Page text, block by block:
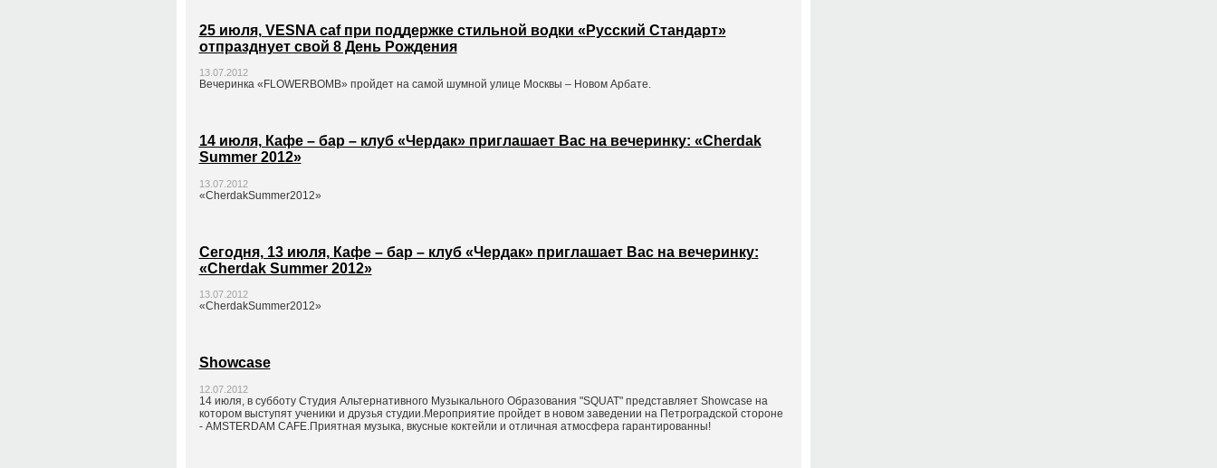
25 июля, VESNA caf при поддержке стильной водки «Русский Стандарт»
отпразднует свой 8 День Рождения
13.07.2012
Вечеринка «FLOWERBOMB» пройдет на самой шумной улице Москвы – Новом Арбате.
14 июля, Кафе – бар – клуб «Чердак» приглашает Вас на вечеринку: «Cherdak
Summer 2012»
13.07.2012
«CherdakSummer2012»
Сегодня, 13 июля, Кафе – бар – клуб «Чердак» приглашает Вас на вечеринку:
«Cherdak Summer 2012»
13.07.2012
«CherdakSummer2012»
Showcase
12.07.2012
14 июля, в субботу Студия Альтернативного Музыкального Образования "SQUAT" представляет Showcase на
котором выступят ученики и друзья студии.Мероприятие пройдет в новом заведении на Петроградской стороне
- AMSTERDAM CAFE.Приятная музыка, вкусные коктейли и отличная атмосфера гарантированны!